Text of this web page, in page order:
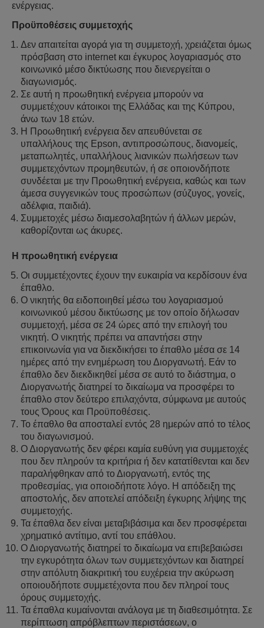
ενέργειας.
Προϋποθέσεις συμμετοχής
Δεν απαιτείται αγορά για τη συμμετοχή, χρειάζεται όμως
πρόσβαση στο internet και έγκυρος λογαριασμός στο
κοινωνικό μέσο δικτύωσης που διενεργείται ο
διαγωνισμός.
Σε αυτή η προωθητική ενέργεια μπορούν να
συμμετέχουν κάτοικοι της Ελλάδας και της Κύπρου,
άνω των 18 ετών.
Η Προωθητική ενέργεια δεν απευθύνεται σε
υπαλλήλους της Epson, αντιπροσώπους, διανομείς,
μεταπωλητές, υπαλλήλους λιανικών πωλήσεων των
συμμετεχόντων προμηθευτών, ή σε οποιονδήποτε
συνδέεται με την Προωθητική ενέργεια, καθώς και των
άμεσα συγγενικών τους προσώπων (σύζυγος, γονείς,
αδέλφια, παιδιά).
Συμμετοχές μέσω διαμεσολαβητών ή άλλων μερών,
καθορίζονται ως άκυρες.
Η προωθητική ενέργεια
Οι συμμετέχοντες έχουν την ευκαιρία να κερδίσουν ένα
έπαθλο.
Ο νικητής θα ειδοποιηθεί μέσω του λογαριασμού
κοινωνικού μέσου δικτύωσης με τον οποίο δήλωσαν
συμμετοχή, μέσα σε 24 ώρες από την επιλογή του
νικητή. Ο νικητής πρέπει να απαντήσει στην
επικοινωνία για να διεκδικήσει το έπαθλο μέσα σε 14
ημέρες από την ενημέρωση του Διοργανωτή. Εάν το
έπαθλο δεν διεκδικηθεί μέσα σε αυτό το διάστημα, ο
Διοργανωτής διατηρεί το δικαίωμα να προσφέρει το
έπαθλο στον δεύτερο επιλαχόντα, σύμφωνα με αυτούς
τους Όρους και Προϋποθέσεις.
Το έπαθλο θα αποσταλεί εντός 28 ημερών από το τέλος
του διαγωνισμού.
Ο Διοργανωτής δεν φέρει καμία ευθύνη για συμμετοχές
που δεν πληρούν τα κριτήρια ή δεν κατατίθενται και δεν
παραλήφθηκαν από το Διοργανωτή, εντός της
προθεσμίας, για οποιοδήποτε λόγο. Η απόδειξη της
αποστολής, δεν αποτελεί απόδειξη έγκυρης λήψης της
συμμετοχής.
Τα έπαθλα δεν είναι μεταβιβάσιμα και δεν προσφέρεται
χρηματικό αντίτιμο, αντί του επάθλου.
Ο Διοργανωτής διατηρεί το δικαίωμα να επιβεβαιώσει
την εγκυρότητα όλων των συμμετεχόντων και διατηρεί
στην απόλυτη διακριτική του ευχέρεια την ακύρωση
οποιουδήποτε συμμετέχοντα που δεν πληροί τους
όρους συμμετοχής.
Τα έπαθλα κυμαίνονται ανάλογα με τη διαθεσιμότητα. Σε
περίπτωση απρόβλεπτων περιστάσεων, ο